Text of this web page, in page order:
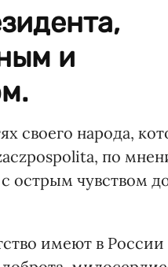
и
своего народа,
по
острым чувством
имеют в России